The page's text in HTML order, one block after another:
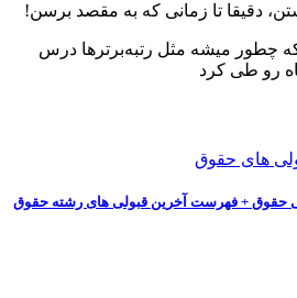
دقیقا تا زمانی که به مقصد برسن!
که چطور میشه مثل رتبه‌برترها درس
رو طی کرد
حقوق + فهرست آخرین قبولی های رشته حقوق